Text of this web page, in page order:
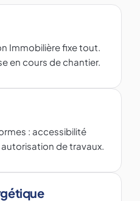
Immobilière fixe tout.
en cours de chantier.
: accessibilité
de travaux.